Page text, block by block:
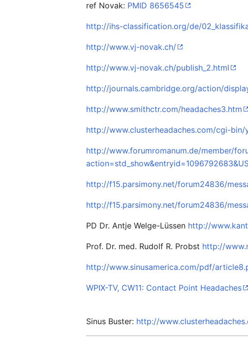
ref Novak: PMID 8656545
http://ihs-classification.org/de/
http://www.vj-novak.ch/
http://www.vj-novak.ch/publish_2.html
http://journals.cambridge.org/action/
http://www.smithctr.com/headaches3.htm
http://www.clusterheadaches.com/cgi-
http://www.forumromanum.de/member/
http://f15.parsimony.net/forum24836/
http://f15.parsimony.net/forum24836/
PD Dr. Antje Welge-Lüssen http://
Prof. Dr. med. Rudolf R. Probst http://
http://www.sinusamerica.com/pdf/
WPIX-TV, CW11: Contact Point Headaches
Sinus Buster: http://